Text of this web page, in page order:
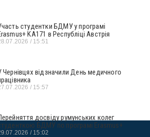
студентки БДМУ у програмі
KA171 в Республіці Австрія
15:51
Чернівцях відзначили День медичного
15:57
досвіду румунських колег
БДМУ по програмі Erasmus+
15:02